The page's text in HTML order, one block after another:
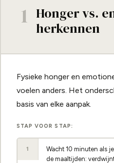
1 Honger vs.
herkennen
Fysieke honger en
voelen anders. Het
basis van elke aanpak.
STAP VOOR STAP:
1
Wacht 10 minuten als
de maaltijden: